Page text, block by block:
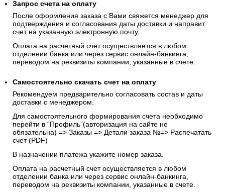
Чтобы оплатить заказ безналичным расчетом, при
оформлении заказа укажите способ оплаты «Выставить
счёт на оплату»
Для Физ. лиц: заполните в соответствующем поле ФИО
(полностью).
Для Юр. Лиц (без НДС): Заполните все поля формы и
укажите реквизиты, на которые будет выставлен счет.
Запрос счета на оплату
После оформления заказа с Вами свяжется менеджер для
подтверждения и согласования даты доставки и направит
счет на указанную электронную почту.
Оплата на расчетный счет осуществляется в любом
отделении банка или через сервис онлайн-банкинга,
переводом на реквизиты компании, указанные в счете.
Рекомендуем предварительно согласовать состав и даты
доставки с менеджером.